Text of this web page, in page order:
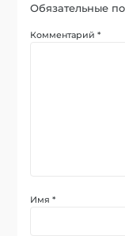
Обязательные
Комментарий*
Имя*